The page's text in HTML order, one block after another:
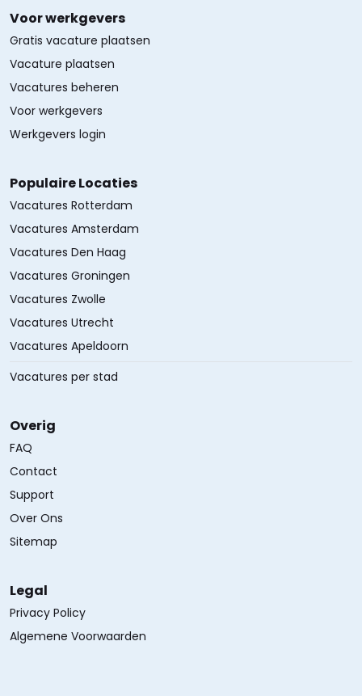
Voor werkgevers
Gratis vacature plaatsen
Vacature plaatsen
Vacatures beheren
Voor werkgevers
Werkgevers login
Populaire Locaties
Vacatures Rotterdam
Vacatures Amsterdam
Vacatures Den Haag
Vacatures Groningen
Vacatures Zwolle
Vacatures Utrecht
Vacatures Apeldoorn
Vacatures per stad
Overig
FAQ
Contact
Support
Over Ons
Sitemap
Legal
Privacy Policy
Algemene Voorwaarden